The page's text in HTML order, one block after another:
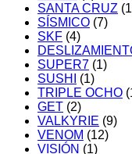
SANTA CRUZ
SÍSMICO (7)
SKF (4)
SUPER7 (1)
SUSHI
(1)
TRIPLE OCHO
GET (2)
VALKYRIE (9)
VENOM (12)
VISIÓN (1)